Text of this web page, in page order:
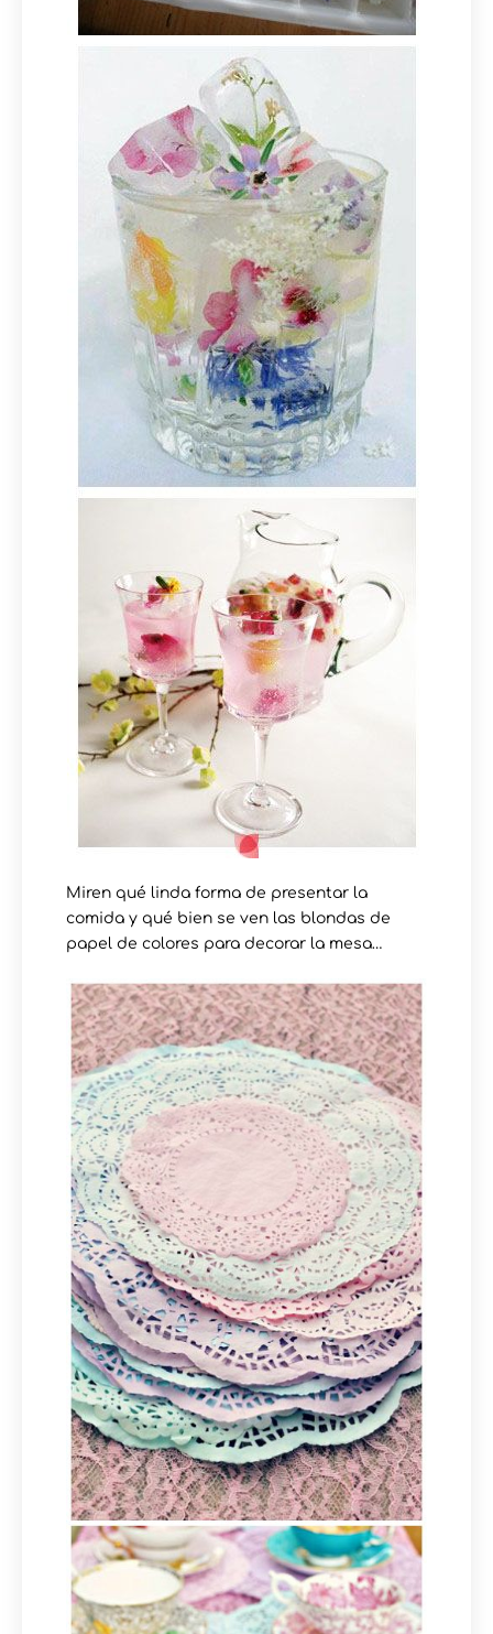
Miren qué linda forma de presentar la
comida y qué bien se ven las blondas de
papel de colores para decorar la mesa…